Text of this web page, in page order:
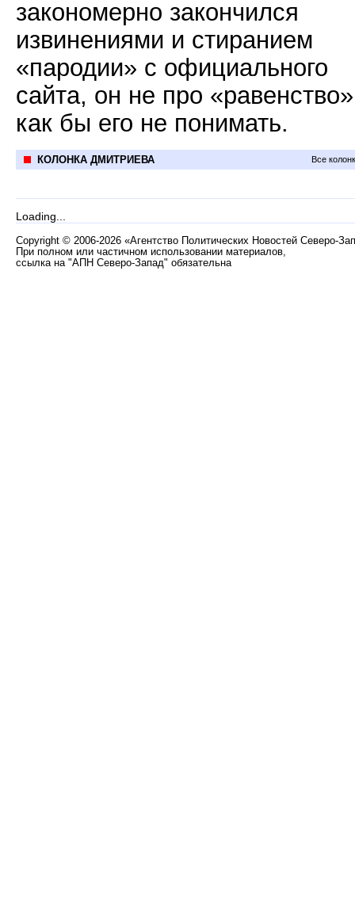
закономерно закончился
извинениями и стиранием
«пародии» с официального
сайта, он не про
как бы его не понимать.
КОЛОНКА ДМИТРИЕВА Все
Loading...
Copyright © 2006-2026 «Агентство Политических Новостей Северо-
При полном или частичном использовании материалов,
ссылка на "АПН Северо-Запад" обязательна